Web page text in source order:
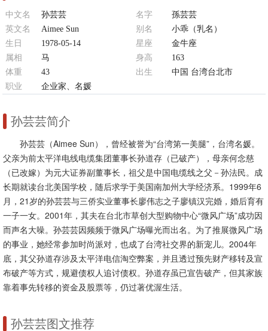
中文名 孙芸芸 名字
孫芸芸
英文名
Aimee Sun 别名
小乖（乳名）
生日
1978-05-14 星座
金牛座
属相
马 身高
163
体重
43 出生
中国 台湾台北市
职业
企业家、名媛
孙芸芸简介
孙芸芸（Aimee Sun），曾经被誉为“台湾第一美腿”，台湾名媛。
父亲为前太平洋电线电缆集团董事长孙道存（已破产），母亲何念慈
（已改嫁）为元大证券副董事长，祖父是中国电缆线之父－孙法民。成
长期就读台北美国学校，随后求学于美国南加州大学经济系。1999年6
月，21岁的孙芸芸与三侨实业董事长廖伟志之子廖镇汉完婚，婚后育有
一子一女。2001年，其夫在台北市草创大型购物中心“微风广场”成功因
而声名大噪。孙芸芸因频频于微风广场曝光而出名。为了推展微风广场
的事业，她经常参加时尚派对，也成了台湾社交界的新宠儿。2004年
底，其父孙道存涉及太平洋电信淘空弊案，并且透过预先财产移转及宣
布破产等方式，规避债权人追讨债权。孙道存虽已宣告破产，但其家族
靠着事先转移的资金及股票等，仍过著优渥生活。
孙芸芸图文推荐